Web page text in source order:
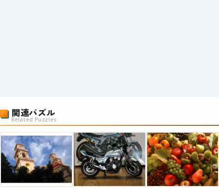
関連パズル
Related Puzzles